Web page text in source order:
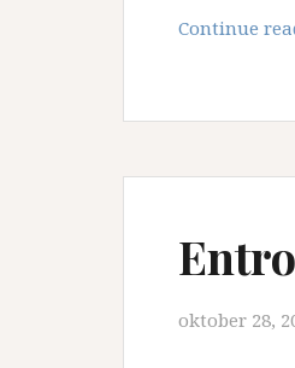
Continue
oktober 28,